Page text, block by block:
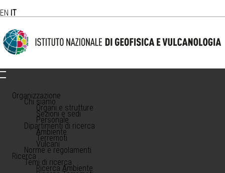
EN IT
Organizzazione
Chi siamo
Organi e strutture
Sezioni e sedi
Personale
Dipartimenti di ricerca
Ambiente
Terremoti
Vulcani
Norme e regolamenti
Ricerca
Temi di ricerca
Ricerca Ambiente